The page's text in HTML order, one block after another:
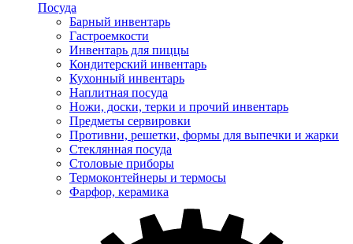
Посуда
Барный инвентарь
Гастроемкости
Инвентарь для пиццы
Кондитерский инвентарь
Кухонный инвентарь
Наплитная посуда
Ножи, доски, терки и прочий инвентарь
Предметы сервировки
Противни, решетки, формы для выпечки и жарки
Стеклянная посуда
Столовые приборы
Термоконтейнеры и термосы
Фарфор, керамика